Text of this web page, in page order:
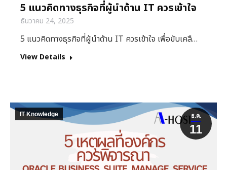
5 แนวคิดทางธุรกิจที่ผู้นำด้าน IT ควรเข้าใจ
ธันวาคม 24, 2025
5 แนวคิดทางธุรกิจที่ผู้นำด้าน IT ควรเข้าใจ เพื่อขับเคลื…
View Details
ธ.ค.
11
IT Knowledge